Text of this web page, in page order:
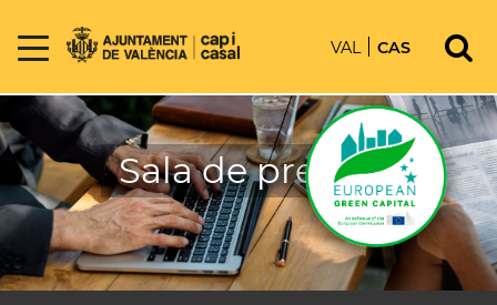
VAL CAS
Sala de prensa